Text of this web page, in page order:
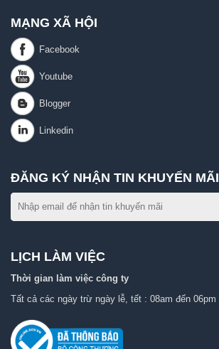
MẠNG XÃ HỘI
ĐĂNG KÝ NHẬN TIN KHUYẾN MÃI
LỊCH LÀM VIỆC
Thời gian làm việc công ty
Tất cả các ngày trừ ngày lễ, tết : 08am đến 06pm